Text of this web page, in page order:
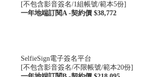
[不包含影音簽名/1組帳號/範本5份]
一年地端訂閱A -契約價 $38,772
SelfieSign電子簽名平台
[不包含影音簽名/不限帳號/範本20份]